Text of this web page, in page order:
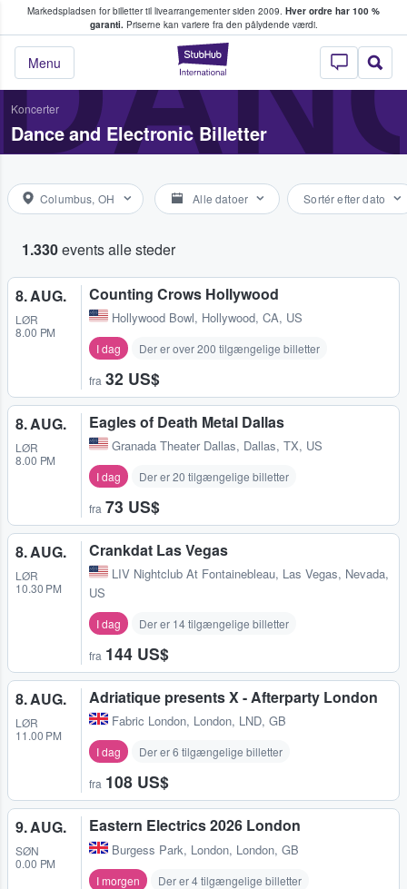
Markedspladsen for billetter til livearrangementer siden 2009. Hver ordre har 100 %
garanti.Priserne kan variere fra den pålydende værdi.
StubHub - Hvor
Menu
køber og sælger billetter
Koncerter
Dance and Electronic Billetter
Columbus, OH Alle datoer Sortér efter dato
1.330events alle steder
8. AUG.
LØR
8.00 PM
Counting Crows Hollywood
Hollywood Bowl, Hollywood, CA, US
I dag Der er over 200 tilgængelige billetter
fra 32 US$
8. AUG.
LØR
8.00 PM
Eagles of Death Metal Dallas
Granada Theater Dallas, Dallas, TX, US
I dag Der er 20 tilgængelige billetter
fra 73 US$
8. AUG.
LØR
10.30 PM
Crankdat Las Vegas
LIV Nightclub At Fontainebleau, Las Vegas, Nevada,
US
I dag Der er 14 tilgængelige billetter
fra 144 US$
8. AUG.
LØR
11.00 PM
Adriatique presents X - Afterparty London
Fabric London, London, LND, GB
I dag Der er 6 tilgængelige billetter
fra 108 US$
9. AUG.
SØN
0.00 PM
Eastern Electrics 2026 London
Burgess Park, London, London, GB
I morgen Der er 4 tilgængelige billetter